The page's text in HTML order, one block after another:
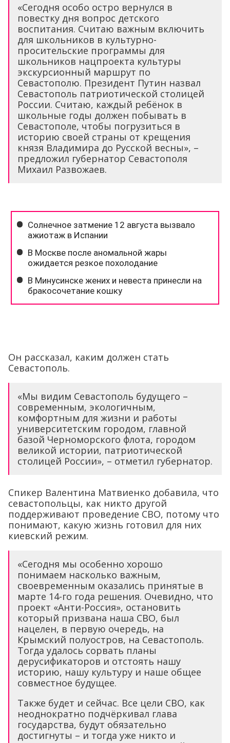
«Сегодня особо остро вернулся в
повестку дня вопрос детского
воспитания. Считаю важным включить
для школьников в культурно-
просительские программы для
школьников нацпроекта культуры
экскурсионный маршрут по
Севастополю. Президент Путин назвал
Севастополь патриотической столицей
России. Считаю, каждый ребёнок в
школьные годы должен побывать в
Севастополе, чтобы погрузиться в
историю своей страны от крещения
князя Владимира до Русской весны», –
предложил губернатор Севастополя
Михаил Развожаев.
Он рассказал, каким должен стать
Севастополь.
«Мы видим Севастополь будущего –
современным, экологичным,
комфортным для жизни и работы
университетским городом, главной
базой Черноморского флота, городом
великой истории, патриотической
столицей России», – отметил губернатор.
Спикер Валентина Матвиенко добавила, что
севастопольцы, как никто другой
поддерживают проведение СВО, потому что
понимают, какую жизнь готовил для них
киевский режим.
«Сегодня мы особенно хорошо
понимаем насколько важным,
своевременным оказались принятые в
марте 14-го года решения. Очевидно, что
проект «Анти-Россия», остановить
который призвана наша СВО, был
нацелен, в первую очередь, на
Крымский полуостров, на Севастополь.
Тогда удалось сорвать планы
дерусификаторов и отстоять нашу
историю, нашу культуру и наше общее
совместное будущее.
Также будет и сейчас. Все цели СВО, как
неоднократно подчёркивал глава
государства, будут обязательно
достигнуты – и тогда уже никто и